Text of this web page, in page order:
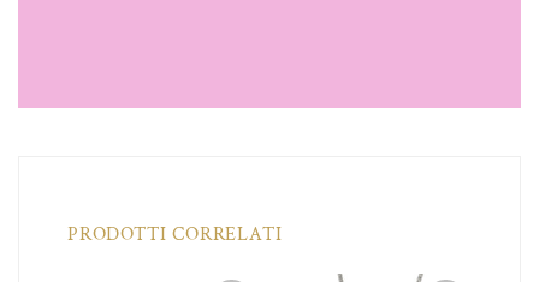
PRODOTTI CORRELATI